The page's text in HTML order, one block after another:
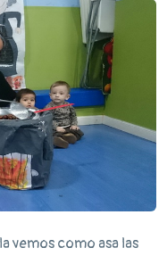
vemos como asa las